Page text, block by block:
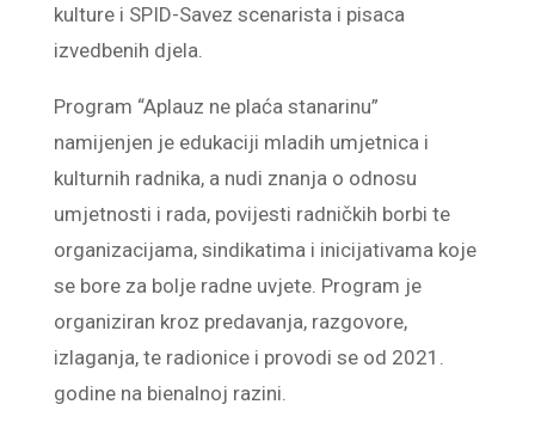
kulture i SPID-Savez scenarista i pisaca
izvedbenih djela.
Program “Aplauz ne plaća stanarinu”
namijenjen je edukaciji mladih umjetnica i
kulturnih radnika, a nudi znanja o odnosu
umjetnosti i rada, povijesti radničkih borbi te
organizacijama, sindikatima i inicijativama koje
se bore za bolje radne uvjete. Program je
organiziran kroz predavanja, razgovore,
izlaganja, te radionice i provodi se od 2021.
godine na bienalnoj razini.